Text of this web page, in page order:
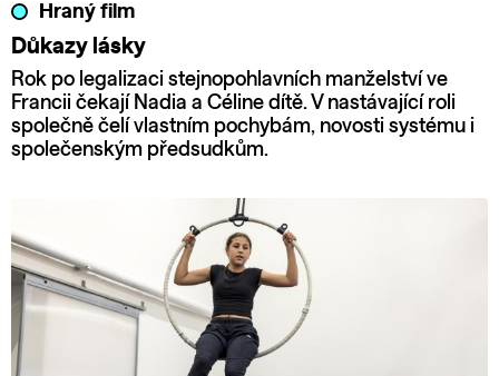
Hraný film
Důkazy lásky
Rok po legalizaci stejnopohlavních manželství ve
Francii čekají Nadia a Céline dítě. V nastávající roli
společně čelí vlastním pochybám, novosti systému i
společenským předsudkům.